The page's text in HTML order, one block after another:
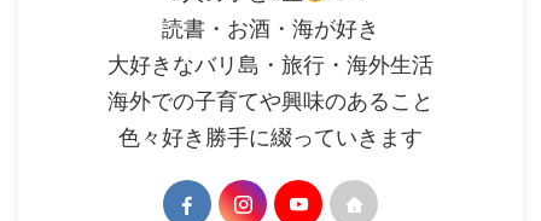
読書・お酒・海が好き
大好きなバリ島・旅行・海外生活
海外での子育てや興味のあること
色々好き勝手に綴っていきます